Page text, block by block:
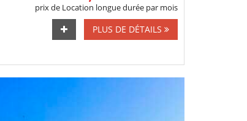
prix de Location longue durée par mois
PLUS DE DÉTAILS